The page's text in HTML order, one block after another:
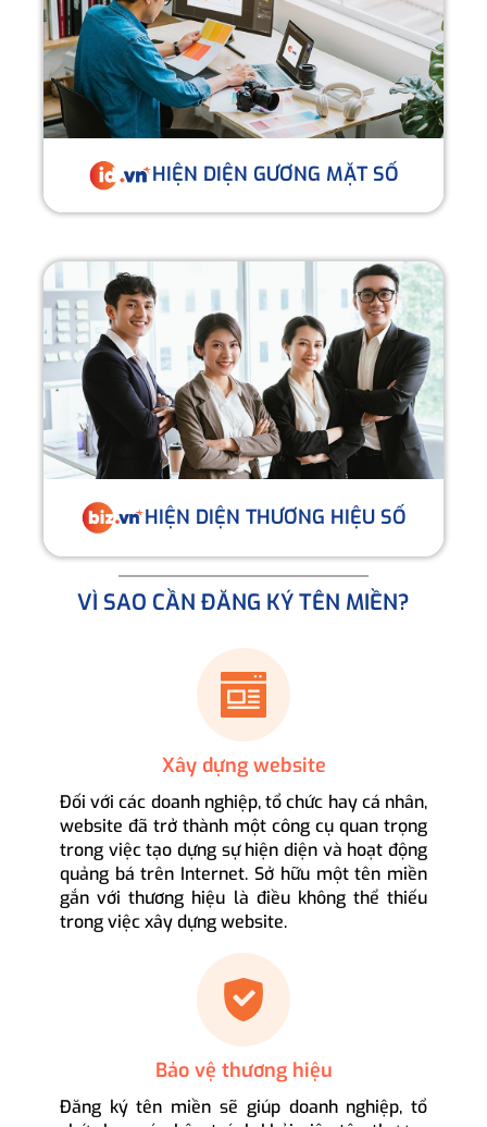
HIỆN DIỆN GƯƠNG MẶT SỐ
HIỆN DIỆN THƯƠNG HIỆU SỐ
VÌ SAO CẦN ĐĂNG KÝ TÊN MIỀN?
Xây dựng website
Đối với các doanh nghiệp, tổ chức hay cá nhân,
website đã trở thành một công cụ quan trọng
trong việc tạo dựng sự hiện diện và hoạt động
quảng bá trên Internet. Sở hữu một tên miền
gắn với thương hiệu là điều không thể thiếu
trong việc xây dựng website.
Bảo vệ thương hiệu
Đăng ký tên miền sẽ giúp doanh nghiệp, tổ